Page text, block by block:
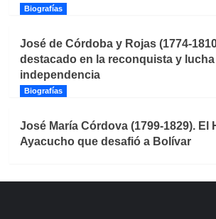
Biografías
José de Córdoba y Rojas (1774-
destacado en la reconquista y
independencia
Biografías
José María Córdova (1799-1829). El
Ayacucho que desafió a Bolívar